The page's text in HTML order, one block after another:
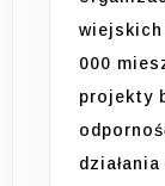
000
projekty